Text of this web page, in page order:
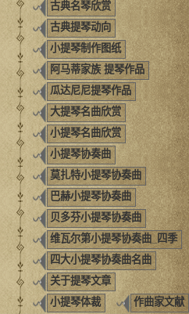
古典名琴欣赏
古典提琴动向
小提琴制作图纸
阿马蒂家族 提琴作品
瓜达尼尼提琴作品
大提琴名曲欣赏
小提琴名曲欣赏
小提琴协奏曲
莫扎特小提琴协奏曲
巴赫小提琴协奏曲
贝多芬小提琴协奏曲
维瓦尔第小提琴协奏曲_四季
四大小提琴协奏曲名曲
关于提琴文章
小提琴体裁
作曲家文献